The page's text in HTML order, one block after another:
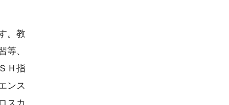
。教
、
Ｈ指
ンス
スカ